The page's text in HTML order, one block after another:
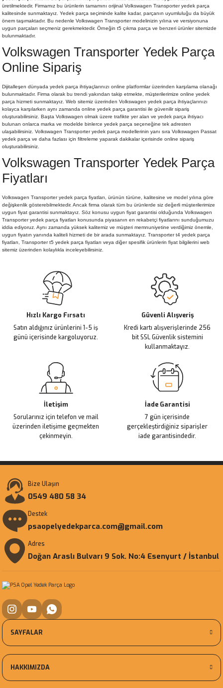
üretilmektedir. Firmamız bu ürünlerin tamamını orijinal Volkswagen Transporter yedek parça
kalitesinde sunmaktayız. Yedek parça seçiminde kalite kadar, parçanın uyumluluğu da büyük
önem taşımaktadır. Bu nedenle Volkswagen Transporter modelinizin yılına ve versiyonuna
uygun parçaları seçmeniz gerekmektedir. Örneğin t5 çıkma parça ve benzeri ürünler sitemizde
bulunmaktadır.
Volkswagen Transporter Yedek Parça
Online Sipariş
Dijitalleşen dünyada yedek parça ihtiyaçlarınızı online platformlar üzerinden karşılama olanağı
bulunmaktadır. Firma olarak bu trendi yakından takip etmekte, müşterilerimize online yedek
parça hizmeti sunmaktayız. Web sitemiz üzerinden Volkswagen yedek parça ihtiyaçlarınızı
kolayca karşılarken aynı zamanda online yedek parça garantisi ile güvenilir sipariş
oluşturabilirsiniz. Başta Volkswagen olmak üzere trafikte yer alan ve yedek parça ihtiyacı
bulunan onlarca marka ve modelde binlerce yedek parça seçeneğine tek adresten
ulaşabilirsiniz. Volkswagen Transporter yedek parça modellerinin yanı sıra Volkswagen Passat
yedek parça ve daha fazlası için filtreleme yaparak dakikalar içerisinde online sipariş
oluşturabilirsiniz.
Volkswagen Transporter Yedek Parça
Fiyatları
Volkswagen Transporter yedek parça fiyatları, ürünün türüne, kalitesine ve model yılına göre
değişkenlik gösterebilmektedir. Ancak firma olarak tüm bu ürünlerde siz değerli müşterilerimize
uygun fiyat garantisi sunmaktayız. Söz konusu uygun fiyat garantisi olduğunda Volkswagen
Transporter yedek parça fiyatları konusunda piyasanın en rekabetçi fiyatlarını sunduğumuzu
iddia ediyoruz. Aynı zamanda yüksek kalitemiz ve müşteri memnuniyetine verdiğimiz önemle,
uygun fiyatın yanında kaliteli hizmeti de bir arada sunmaktayız. Transporter t4 yedek parça
fiyatları, Transporter t5 yedek parça fiyatları veya diğer spesifik ürünlerin fiyat bilgilerini web
sitemiz üzerinden kolaylıkla inceleyebilirsiniz.
Hızlı Kargo Fırsatı
Satın aldığınız ürünlerini 1-5 iş
günü içerisinde kargoluyoruz.
Güvenli Alışveriş
Kredi kartı alışverişlerinde 256
bit SSL Güvenlik sistemini
kullanmaktayız.
İletişim
Sorularınız için telefon ve mail
üzerinden iletişime geçmekten
çekinmeyin.
İade Garantisi
7 gün içerisinde
gerçekleştirdiğiniz siparişler
iade garantisindedir.
Bize Ulaşın
0549 480 58 34
Destek
psaopelyedekparca.com@gmail.com
Adres
Doğan Araslı Bulvarı 9 Sok. No:4 Esenyurt / İstanbul
SAYFALAR
HAKKIMIZDA